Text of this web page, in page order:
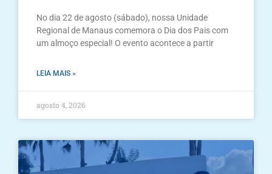
No dia 22 de agosto (sábado), nossa Unidade
Regional de Manaus comemora o Dia dos Pais com
um almoço especial! O evento acontece a partir
LEIA MAIS »
agosto 4, 2026